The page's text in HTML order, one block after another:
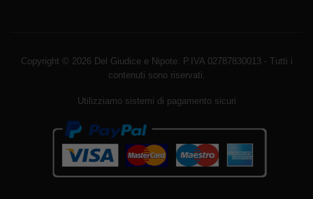
Copyright © 2026 Del Giudice e Nipote. P.IVA 02787830013 - Tutti i
contenuti sono riservati.
Utilizziamo sistemi di pagamento sicuri